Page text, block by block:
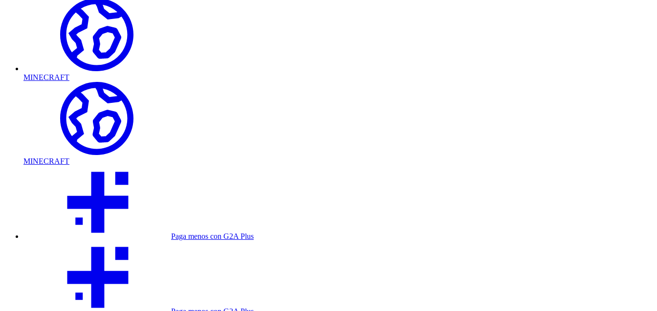
MINECRAFT
MINECRAFT
Paga menos con G2A Plus